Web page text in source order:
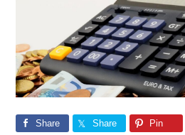
Share Share Pin